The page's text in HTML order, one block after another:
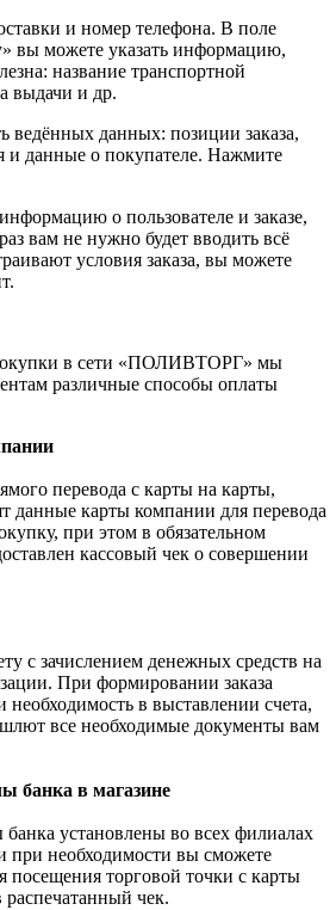
и номер телефона. В поле
вы можете указать информацию,
название транспортной
выдачи и др.
ведённых данных: позиции заказа,
и данные о покупателе. Нажмите
о пользователе и заказе,
вам не нужно будет вводить всё
условия заказа, вы можете
в сети «ПОЛИВТОРГ» мы
различные способы оплаты
перевода с карты на карты,
данные карты компании для перевода
при этом в обязательном
кассовый чек о совершении
с зачислением денежных средств на
При формировании заказа
в выставлении счета,
все необходимые документы вам
банка в магазине
установлены во всех филиалах
необходимости вы сможете
посещения торговой точки с карты
чек.